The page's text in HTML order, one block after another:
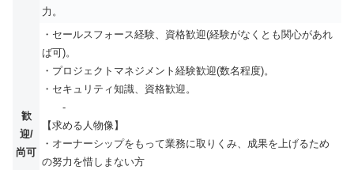
⼒。
歓
迎/
尚可
・セールスフォース経験、資格歓迎(経験がなくとも関⼼があれ
ば可)。
・プロジェクトマネジメント経験歓迎(数名程度)。
・セキュリティ知識、資格歓迎。
-
【求める人物像】
・オーナーシップをもって業務に取りくみ、成果を上げるため
の努⼒を惜しまない⽅